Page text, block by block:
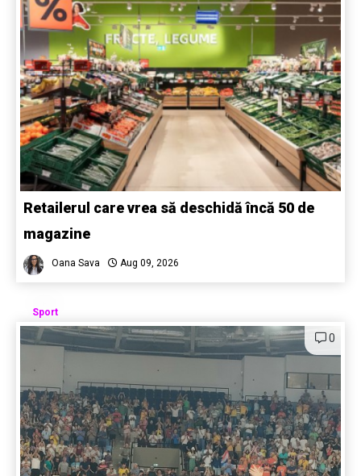
Retailerul care vrea să deschidă încă 50 de
magazine
Oana Sava Aug 09, 2026
Sport
0